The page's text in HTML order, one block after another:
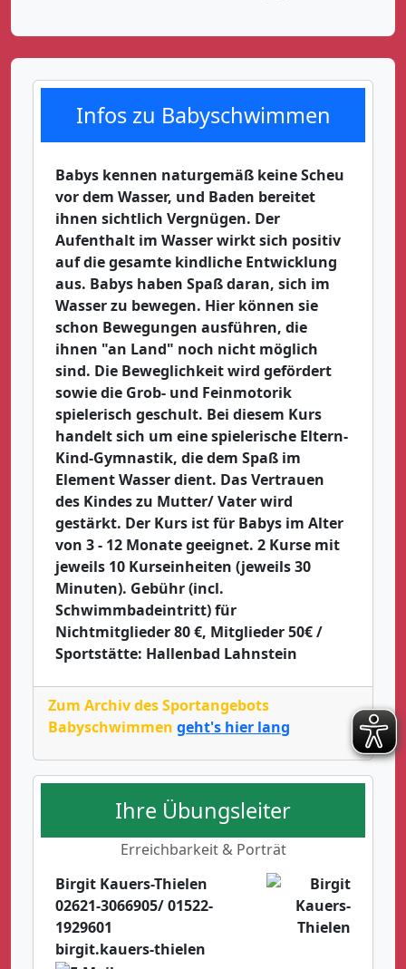
Infos zu Babyschwimmen
Babys kennen naturgemäß keine Scheu
vor dem Wasser, und Baden bereitet
ihnen sichtlich Vergnügen. Der
Aufenthalt im Wasser wirkt sich positiv
auf die gesamte kindliche Entwicklung
aus. Babys haben Spaß daran, sich im
Wasser zu bewegen. Hier können sie
schon Bewegungen ausführen, die
ihnen "an Land" noch nicht möglich
sind. Die Beweglichkeit wird gefördert
sowie die Grob- und Feinmotorik
spielerisch geschult. Bei diesem Kurs
handelt sich um eine spielerische Eltern-
Kind-Gymnastik, die dem Spaß im
Element Wasser dient. Das Vertrauen
des Kindes zu Mutter/ Vater wird
gestärkt. Der Kurs ist für Babys im Alter
von 3 - 12 Monate geeignet. 2 Kurse mit
jeweils 10 Kurseinheiten (jeweils 30
Minuten). Gebühr (incl.
Schwimmbadeintritt) für
Nichtmitglieder 80 €, Mitglieder 50€ /
Sportstätte: Hallenbad Lahnstein
Zum Archiv des Sportangebots
Babyschwimmen geht's hier lang
Ihre Übungsleiter
Erreichbarkeit & Porträt
Birgit Kauers-Thielen
02621-3066905/ 01522-
1929601
birgit.kauers-thielen